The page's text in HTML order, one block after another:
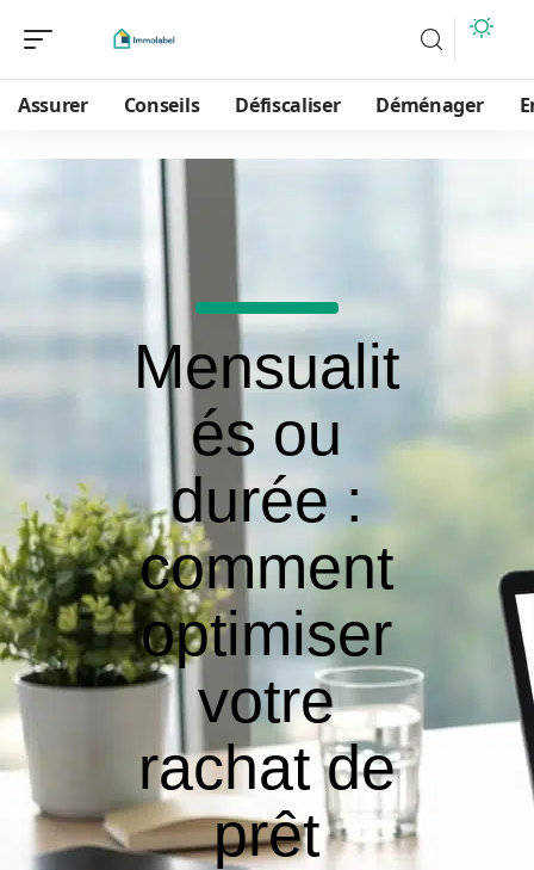
Assurer Conseils Défiscaliser Déménager
Mensualit
és ou
durée :
comment
optimiser
votre
rachat de
prêt